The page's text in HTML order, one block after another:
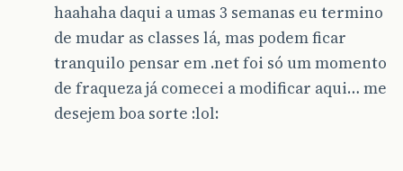
haahaha daqui a umas 3 semanas eu termino
de mudar as classes lá, mas podem ficar
tranquilo pensar em .net foi só um momento
de fraqueza já comecei a modificar aqui… me
desejem boa sorte :lol: